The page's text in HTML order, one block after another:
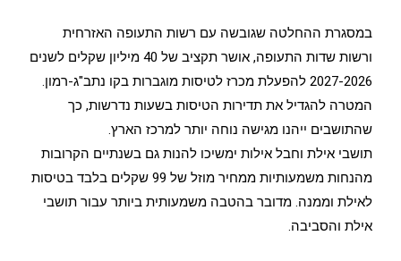
במסגרת ההחלטה שגובשה עם רשות התעופה האזרחית
ורשות שדות התעופה, אושר תקציב של 40 מיליון שקלים לשנים
2027-2026 להפעלת מכרז לטיסות מוגברות בקו נתב"ג-רמון.
המטרה להגדיל את תדירות הטיסות בשעות נדרשות, כך
שהתושבים ייהנו מגישה נוחה יותר למרכז הארץ.
תושבי אילת וחבל אילות ימשיכו להנות גם בשנתיים הקרובות
מהנחות משמעותיות ממחיר מוזל של 99 שקלים בלבד בטיסות
לאילת וממנה. מדובר בהטבה משמעותית ביותר עבור תושבי
אילת והסביבה.